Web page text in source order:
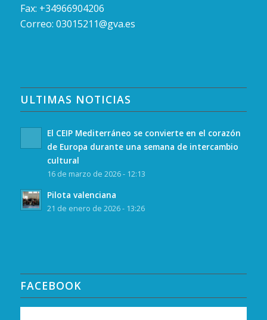
Fax: +34966904206
Correo: 03015211@gva.es
ULTIMAS NOTICIAS
El CEIP Mediterráneo se convierte en el corazón
de Europa durante una semana de intercambio
cultural
16 de marzo de 2026 - 12:13
Pilota valenciana
21 de enero de 2026 - 13:26
FACEBOOK